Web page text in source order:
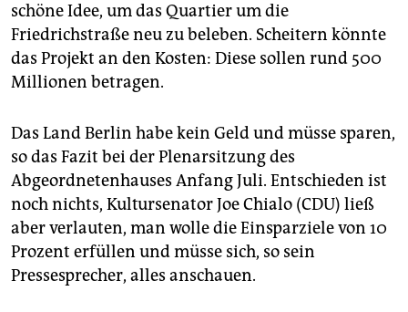
schöne Idee, um das Quartier um die
Friedrichstraße neu zu beleben. Scheitern könnte
das Projekt an den Kosten: Diese sollen rund 500
Millionen betragen.
Das Land Berlin habe kein Geld und müsse sparen,
so das Fazit bei der Plenarsitzung des
Abgeordnetenhauses Anfang Juli. Entschieden ist
noch nichts, Kultursenator Joe Chialo (CDU) ließ
aber verlauten, man wolle die Einsparziele von 10
Prozent erfüllen und müsse sich, so sein
Pressesprecher, alles anschauen.